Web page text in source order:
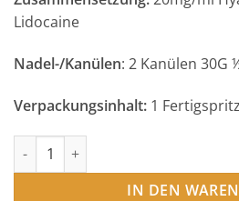
Lidocaine
Nadel-/Kanülen: 2 Kanülen 30G
Verpackungsinhalt: 1
Restylane Volyme Lidocaine
IN DEN